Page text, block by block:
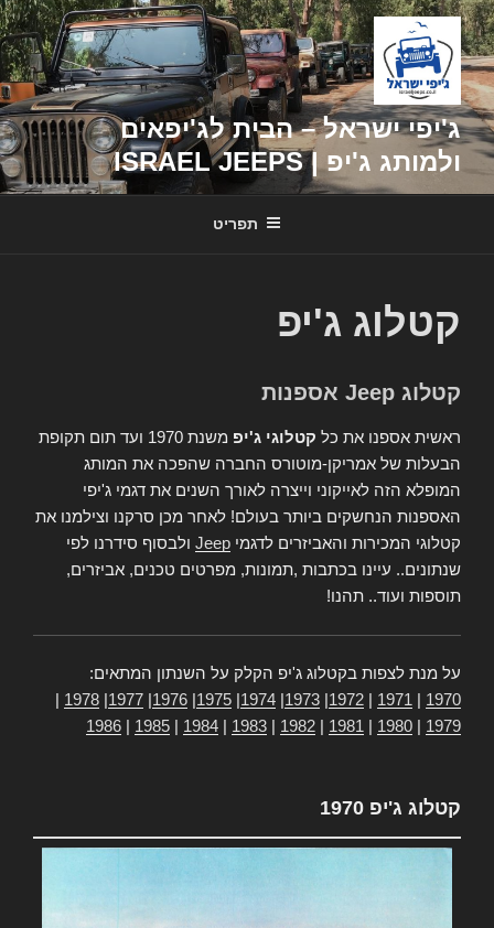
דילוג
לתוכן
ג'יפי ישראל – הבית לג'יפאים
ולמותג ג'יפ | ISRAEL JEEPS
תפריט
קטלוג ג'יפ
קטלוג Jeep אספנות
ראשית אספנו את כל קטלוגי ג'יפ
משנת 1970 ועד תום תקופת
הבעלות של אמריקן-מוטורס החברה שהפכה את המותג
המופלא הזה לאייקוני וייצרה לאורך השנים את דגמי ג'יפי
האספנות הנחשקים ביותר בעולם! לאחר מכן סרקנו וצילמנו את
קטלוגי המכירות והאביזרים לדגמי Jeep ולבסוף סידרנו לפי
שנתונים.. עיינו בכתבות ,תמונות, מפרטים טכנים, אביזרים,
תוספות ועוד.. תהנו!
על מנת לצפות בקטלוג ג'יפ הקלק על השנתון המתאים:
1970
1971
1972
1973
1974
1975
1976
1977
1978
1979
1980
1981
1982
1983
1984
1985
1986
קטלוג ג'יפ 1970